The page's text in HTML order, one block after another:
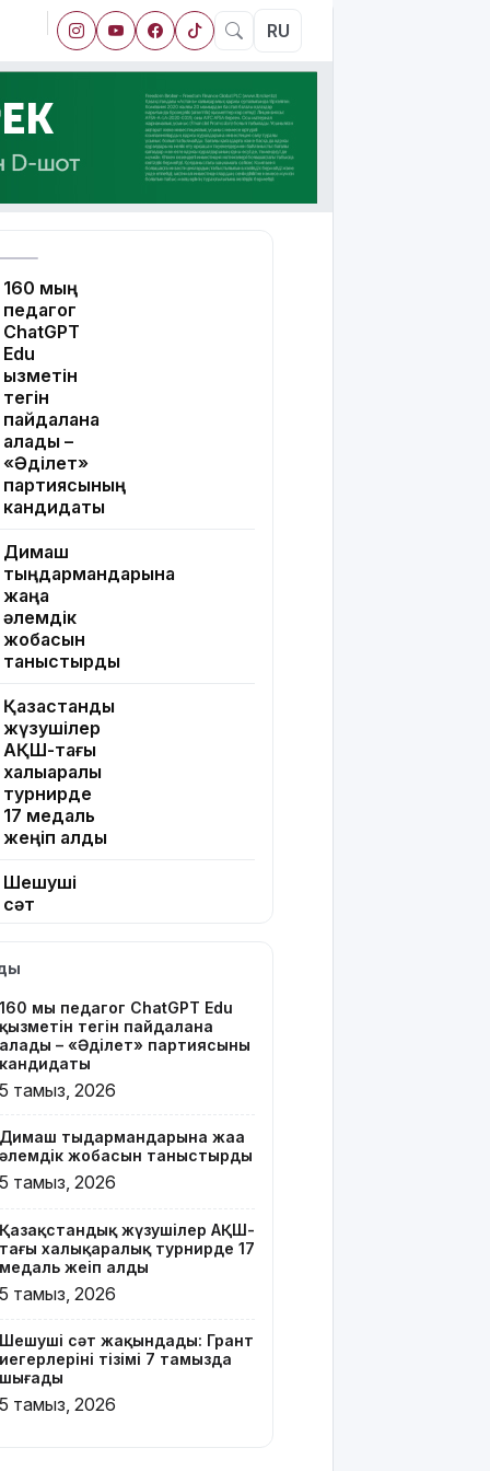
RU
160 мың
педагог
ChatGPT
Edu
қызметін
тегін
пайдалана
алады –
«Әділет»
партиясының
кандидаты
Димаш
тыңдармандарына
жаңа
әлемдік
жобасын
таныстырды
Қазақстандық
жүзушілер
АҚШ-тағы
халықаралық
турнирде
17 медаль
жеңіп алды
Шешуші
сәт
иегерлерінің
тамызда
шығады
2 млрд
теңгенің
алаяқтығы:
21 адамға
түрме
кесілді
Білім беру
ұйымдарының
жылы мен
жылыту
маусымына
дайындығы
160 мың педагог ChatGPT Edu
қызметін тегін пайдалана
алады – «Әділет» партиясының
кандидаты
5 тамыз, 2026
Димаш тыңдармандарына жаңа
әлемдік жобасын таныстырды
5 тамыз, 2026
Қазақстандық жүзушілер АҚШ-
тағы халықаралық турнирде 17
медаль жеңіп алды
5 тамыз, 2026
Шешуші сәт жақындады: Грант
иегерлерінің тізімі 7 тамызда
шығады
5 тамыз, 2026